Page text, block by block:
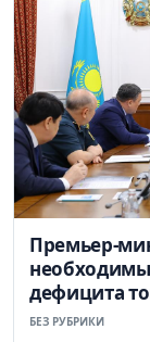
Премьер-
дефицита
БЕЗ РУБРИКИ